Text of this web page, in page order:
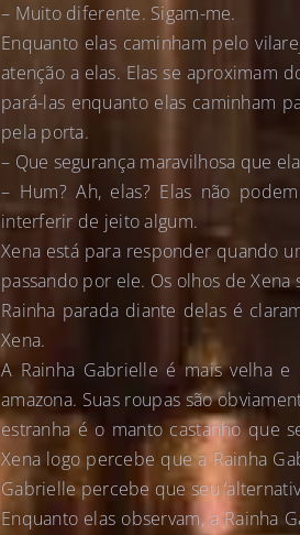
– Muito diferente. Sigam-me.
Enquanto elas caminham pelo
atenção a elas. Elas se aproximam
pará-las enquanto elas caminham
pela porta.
– Que segurança maravilhosa que
– Hum? Ah, elas? Elas não
interferir de jeito algum.
Xena está para responder quando
passando por ele. Os olhos de
Rainha parada diante delas é
Xena.
A Rainha Gabrielle é mais velha
amazona. Suas roupas são
estranha é o manto castanho que
Xena logo percebe que a Rainha
Gabrielle percebe que seu
Enquanto elas observam, a Rainha